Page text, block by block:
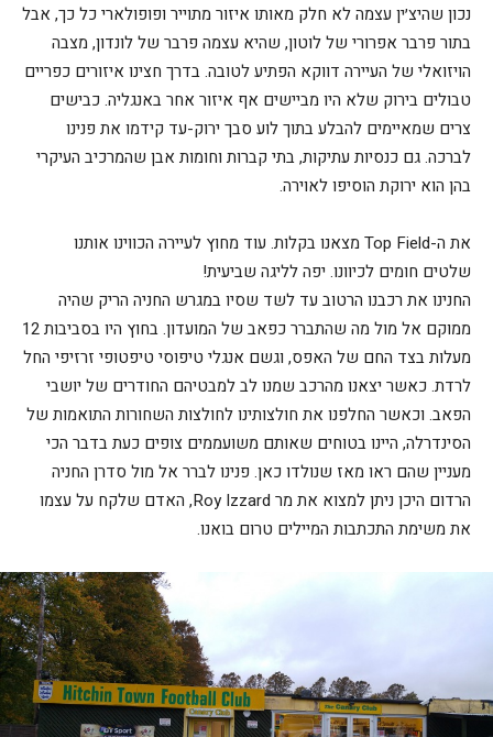
נכון שהיצ׳ין עצמה לא חלק מאותו איזור מתוייר ופופולארי כל כך, אבל
בתור פרבר אפרורי של לוטון, שהיא עצמה פרבר של לונדון, מצבה
הויזואלי של העיירה דווקא הפתיע לטובה. בדרך חצינו איזורים כפריים
טבולים בירוק שלא היו מביישים אף איזור אחר באנגליה. כבישים
צרים שמאיימים להבלע בתוך לוע סבך ירוק-עד קידמו את פנינו
לברכה. גם כנסיות עתיקות, בתי קברות וחומות אבן שהמרכיב העיקרי
בהן הוא ירוקת הוסיפו לאוירה.
את ה-Top Field מצאנו בקלות. עוד מחוץ לעיירה הכווינו אותנו
שלטים חומים לכיוונו. יפה לליגה שביעית!
החנינו את רכבנו הרטוב עד לשד שסיו במגרש החניה הריק שהיה
ממוקם אל מול מה שהתברר כפאב של המועדון. בחוץ היו בסביבות 12
מעלות בצד החם של האפס, וגשם אנגלי טיפוסי טיפטופי זרזיפי החל
לרדת. כאשר יצאנו מהרכב שמנו לב למבטיהם החודרים של יושבי
הפאב. וכאשר החלפנו את חולצותינו לחולצות השחורות התואמות של
הסינדרלה, היינו בטוחים שאותם משועממים צופים כעת בדבר הכי
מעניין שהם ראו מאז שנולדו כאן. פנינו לברר אל מול סדרן החניה
הרדום היכן ניתן למצוא את מר Roy Izzard, האדם שלקח על עצמו
את משימת התכתבות המיילים טרום בואנו.